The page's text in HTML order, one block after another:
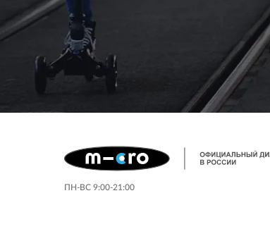
ПН-ВС 9:00-21:00